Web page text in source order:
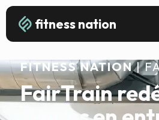
fitness nation
FITNESS NATION|
FairTrain